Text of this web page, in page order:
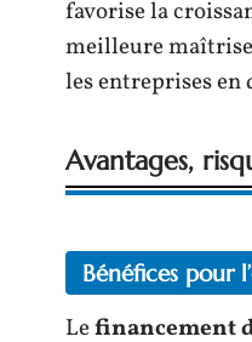
favorise la
meilleure
les entreprises en
Avantages,
Bénéfices pour
Lefinancement